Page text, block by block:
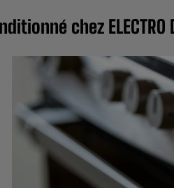
chez ELECTRO